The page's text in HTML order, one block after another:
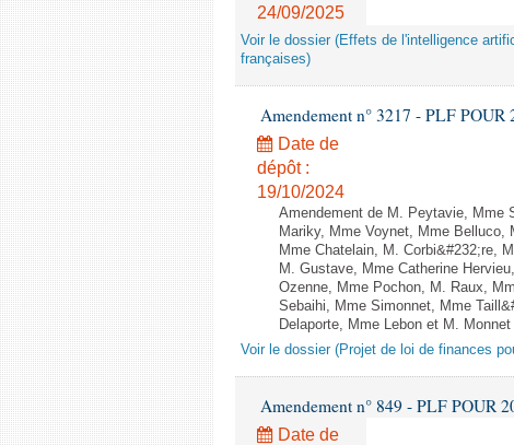
24/09/2025
Voir le dossier (Effets de l'intelligence
françaises)
Amendement n° 3217 - PLF POUR
Date de
dépôt :
19/10/2024
Amendement de M. Peytavie, Mme
Mariky, Mme Voynet, Mme
Mme Chatelain, M. Corbi&#232;re,
M. Gustave, Mme Catherine
Ozenne, Mme Pochon, M. Raux,
Sebaihi, Mme Simonnet, Mme
Delaporte, Mme Lebon et M.
Voir le dossier (Projet de loi de finances
Amendement n° 849 - PLF POUR
Date de